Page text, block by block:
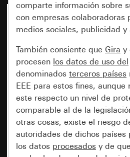
comparte información sobre
con empresas colaboradoras
medios sociales, publicidad y
También consiente que Gira y
procesen los datos de uso del
denominados terceros países
EEE para estos fines, aunque
este respecto un nivel de
comparable al de la
otras cosas, existe el riesgo
autoridades de dichos países
los datos procesados y de